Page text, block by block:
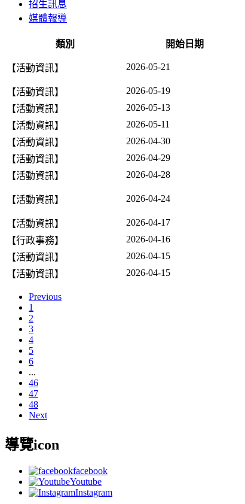
招生訊息
媒體報導
類別 開始日期
【活動資訊】 2026-05-21
【活動資訊】 2026-05-19
【活動資訊】
2026-05-13
【活動資訊】
2026-05-11
【活動資訊】
2026-04-30
【活動資訊】
2026-04-29
【活動資訊】
2026-04-28
【活動資訊】 2026-04-24
【活動資訊】 2026-04-17
【行政事務】
2026-04-16
【活動資訊】
2026-04-15
【活動資訊】
2026-04-15
Previous
1
2
3
4
5
6
...
46
47
48
Next
導覽icon
facebook
Youtube
Instagram